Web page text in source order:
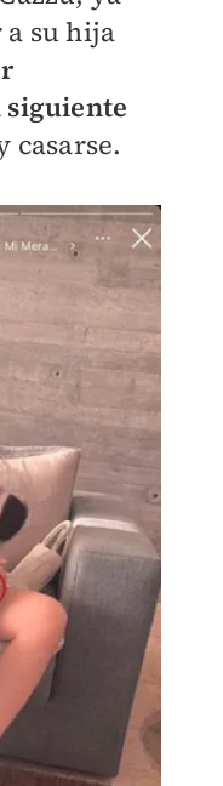
a su hija
siguiente
casarse.